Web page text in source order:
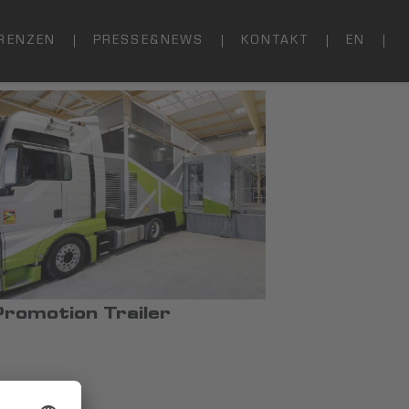
PRESSE&NEWS KONTAKT EN
Trailer